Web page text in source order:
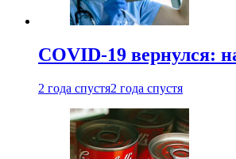
COVID-19 вернулся:
2 года спустя2 года спустя